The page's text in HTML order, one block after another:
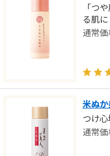
「つ
る肌に
米ぬ
つけ